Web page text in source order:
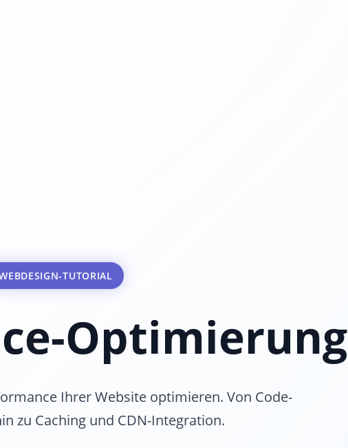
TUTORIAL
Optimierung
Ihrer Website optimieren. Von Code-
zu Caching und CDN-Integration.